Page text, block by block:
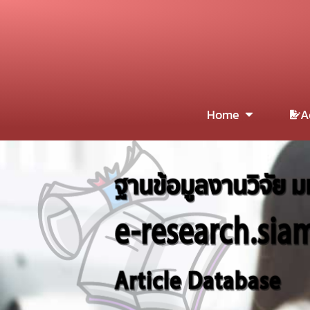
Home